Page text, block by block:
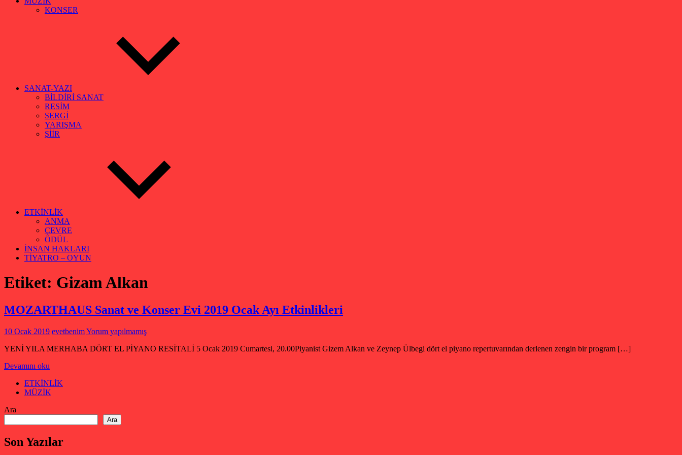
KONSER
SANAT-YAZI
BİLDİRİ SANAT
RESİM
SERGİ
YARIŞMA
ŞİİR
ETKİNLİK
ANMA
ÇEVRE
ÖDÜL
İNSAN HAKLARI
TİYATRO – OYUN
Etiket: Gizam Alkan
MOZARTHAUS Sanat ve Konser Evi 2019 Ocak Ayı Etkinlikleri
10 Ocak 2019 evetbenimYorum yapılmamış
YENİ YILA MERHABA DÖRT EL PİYANO RESİTALİ 5 Ocak 2019 Cumartesi, 20.00Piyanist Gizem Alkan ve Zeynep Ülbegi dört el piyano repertuvarından derlenen zengin bir program […]
Devamını oku
ETKİNLİK
MÜZİK
Ara
Ara
Son Yazılar